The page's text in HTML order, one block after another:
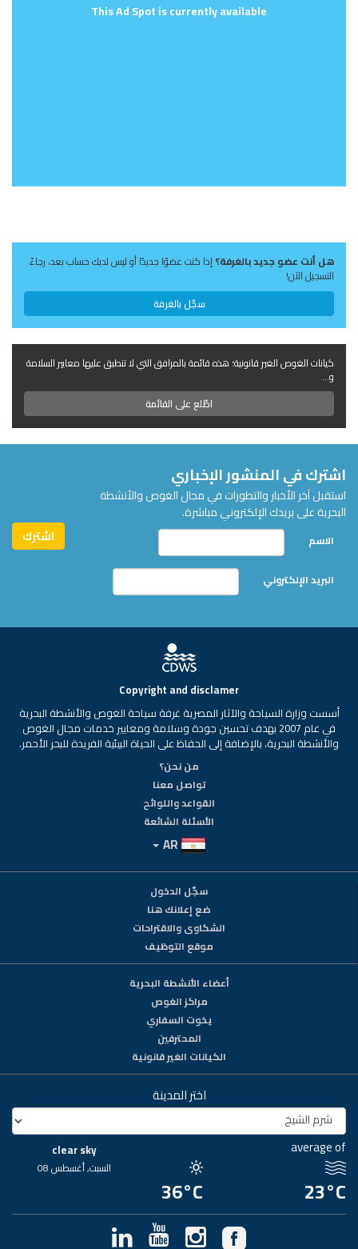
This Ad Spot is currently available
هل أنت عضو جديد بالغرفة؟إذا كنت عضوًا جديدًا أو ليس لديك حساب بعد، رجاءً
التسجيل الآن!
سجّل بالغرفة
كيانات الغوص الغير قانونية؛ هذه قائمة بالمرافق التي لا تنطبق عليها معايير السلامة
و...
اطّلع على القائمة
اشترك في المنشور الإخباري
استقبل آخر الأخبار والتطورات في مجال الغوص والأنشطة
البحرية على بريدك الإلكتروني مباشرة.
الاسم
البريد الإلكتروني
Copyright and disclamer
أسست وزارة السياحة والآثار المصرية غرفة سياحة الغوص والأنشطة البحرية
في عام 2007 بهدف تحسين جودة وسلامة ومعايير خدمات مجال الغوص
والأنشطة البحرية، بالإضافة إلى الحفاظ على الحياة البيئية الفريدة للبحر الأحمر.
من نحن؟
تواصل معنا
القواعد واللوائح
الأسئلة الشائعة
سجّل الدخول
ضع إعلانك هنا
الشكاوى والاقتراحات
موقع التوظيف
أعضاء الأنشطة البحرية
مراكز الغوص
يخوت السفاري
المحترفين
الكيانات الغير قانونية
اختر المدينة
average of
23°C
36°C
clear sky
السبت, أغسطس 08